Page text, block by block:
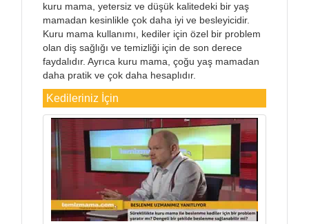
kuru mama, yetersiz ve düşük kalitedeki bir yaş
mamadan kesinlikle çok daha iyi ve besleyicidir.
Kuru mama kullanımı, kediler için özel bir problem
olan diş sağlığı ve temizliği için de son derece
faydalıdır. Ayrıca kuru mama, çoğu yaş mamadan
daha pratik ve çok daha hesaplıdır.
Kedileriniz İçin